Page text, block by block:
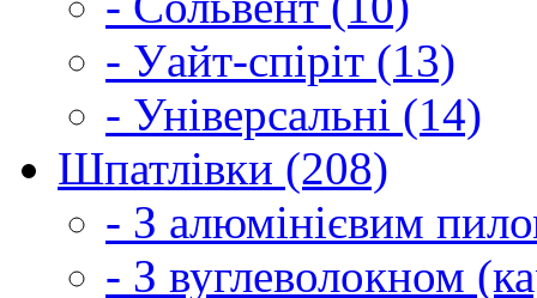
- Уайт-спіріт (13)
- Універсальні (14)
Шпатлівки (208)
- З алюмінієвим
- З вуглеволокном